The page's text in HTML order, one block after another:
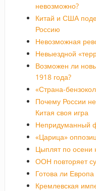
невозможно?
Китай и США
Россию
Невозможная
Невыездной
Возможен ли
1918 года?
«Страна-
Почему России
Китая своя игра
Непридуманный
«Царица»
Цыплят по осени
ООН повторяет
Готова ли Европа
Кремлевская